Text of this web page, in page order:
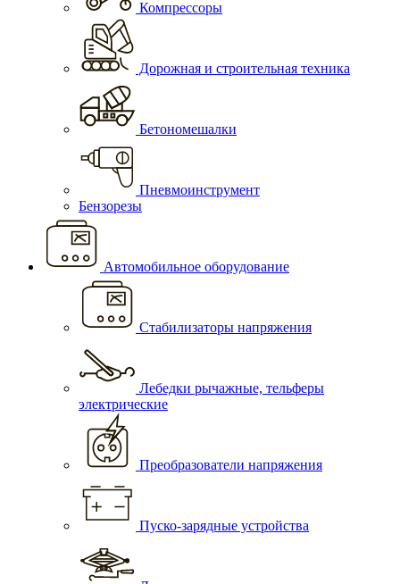
Компрессоры
Дорожная и строительная техника
Бетономешалки
Пневмоинструмент
Бензорезы
Автомобильное оборудование
Стабилизаторы напряжения
Лебедки рычажные, тельферы
электрические
Преобразователи напряжения
Пуско-зарядные устройства